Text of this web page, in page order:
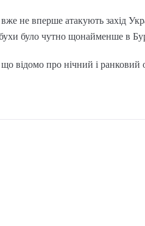
не вперше атакують захід
було чутно щонайменше в
відомо про нічний і ранковий